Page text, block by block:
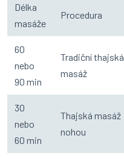
Délka
masáže
Procedura
60
nebo
90 min
Tradiční thajská
masáž
30
nebo
60 min
Thajská masáž
nohou